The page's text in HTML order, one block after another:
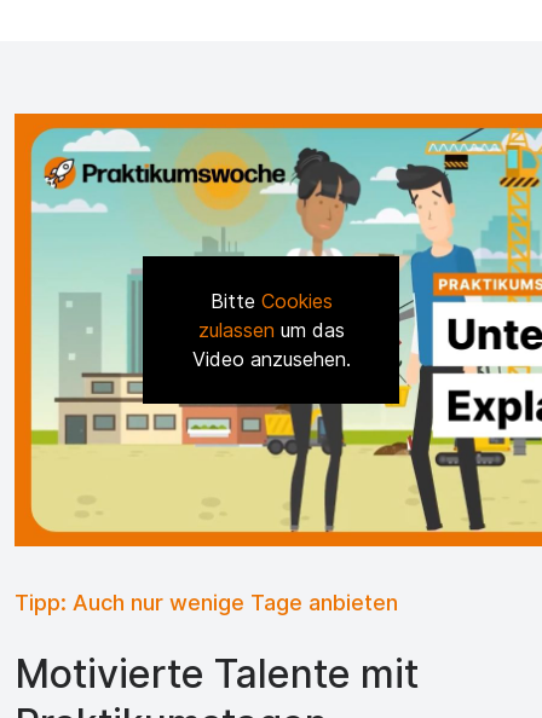
Bitte Cookies
zulassen um das
Video anzusehen.
Tipp: Auch nur wenige Tage anbieten
Motivierte Talente mit